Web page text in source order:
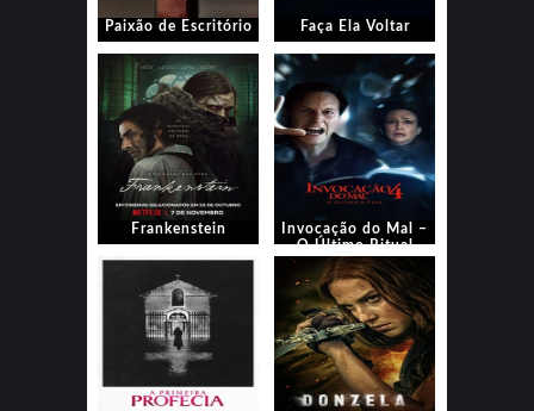
Paixão de Escritório Faça Ela Voltar
Frankenstein
Invocação do Mal –
O Último Ritual